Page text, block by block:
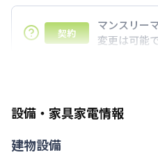
のご契約期間の地域もご
合わせください。
契約
マンスリー
変更は可能
約が入っていなければ、
い。期間の変更がある場合
設備・家具家電情報
建物設備